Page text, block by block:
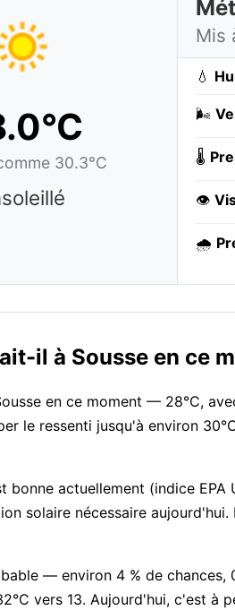
30.3°C
Mis
💧
🌬️
🌡️
👁️
🌧️
il à Sousse en ce
en ce moment — 28°C,
le ressenti jusqu'à environ
bonne actuellement (indice
solaire nécessaire
— environ 4 % de
vers 13. Aujourd'hui, c'est à